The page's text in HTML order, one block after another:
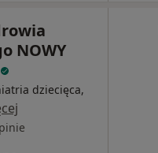
NOWY
dziecięca,